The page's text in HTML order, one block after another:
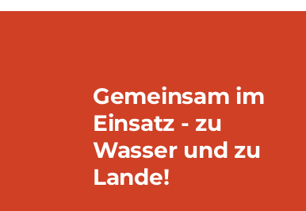
Gemeinsam im
Einsatz - zu
Wasser und zu
Lande!